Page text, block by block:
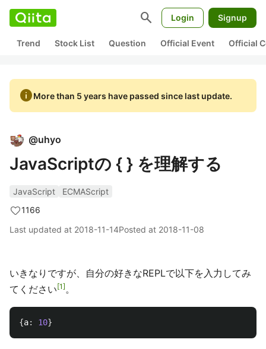
search Login Signup
Trend Stock List Question Official Event Official
infoMore than 5 years have passed since last update.
@uhyo
JavaScriptの { } を理解する
JavaScript
ECMAScript
1166
Last updated at 2018-11-14Posted at 2018-11-08
いきなりですが、自分の好きなREPLで以下を入力してみ
てください 1 。
{a: 10}